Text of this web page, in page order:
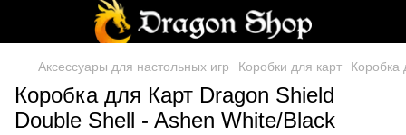
Аксессуары для настольных игр Коробки для карт Коробка
Коробка для Карт Dragon Shield
Double Shell - Ashen White/Black